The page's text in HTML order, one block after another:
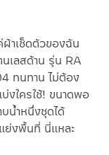
าเช็ดตัวของฉัน
เลสด้าน รุ่น RA
ทนทาน ไม่ต้อง
งใครใช้! ขนาดพอ
น้ำหนึ่งชุดได้
ย่งพื้นที่ นี่แหละ